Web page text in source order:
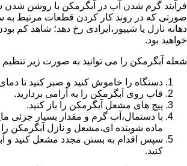
فرآیند گرم شدن آب در آبگرمکن با روشن شدن
صورتی که در روند کار کردن قطعات مرتبط به
دهانه نازل یا شیپور،ایرادی رخ دهد؛ شاهد کم
خواهید بود.
شعله آبگرمکن را می توانید به صورت زیر تنظیم
دستگاه را خاموش کنید و صبر کنید تا
قاب روی آبگرمکن را به آرامی بردارید.
پیچ های مشعل آبگرمکن را باز کنید.
با دستمال،آب گرم و مقدار بسیار جزئی
ماده شوینده ای،مشعل و نازل آبگرمکن را
سپس اقدام به بستن مجدد مشعل کنید و
کنید.